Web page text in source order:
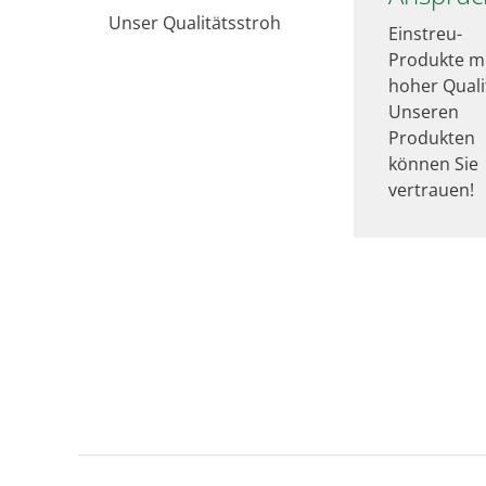
Unser Qualitätsstroh
Einstreu-
Produkte
hoher
Unseren
Produkten
können Sie
vertrauen!